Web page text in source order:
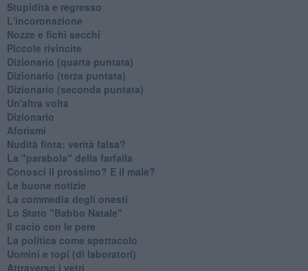
Stupidità e regresso
L'incoronazione
Nozze e fichi secchi
Piccole rivincite
​Dizionario (quarta puntata)
​Dizionario (terza puntata)
​Dizionario (seconda puntata)
Un'altra volta
Dizionario
Aforismi
Nudità finta: verità falsa?
La "parabola" della farfalla
Conosci il prossimo? E il male?
Le buone notizie
La commedia degli onesti
Lo Stato "Babbo Natale"
Il cacio con le pere
La politica come spettacolo
Uomini e topi (di laboratori)
Attraverso i vetri